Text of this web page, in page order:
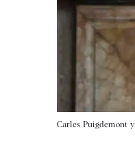
Carles Puigdemont